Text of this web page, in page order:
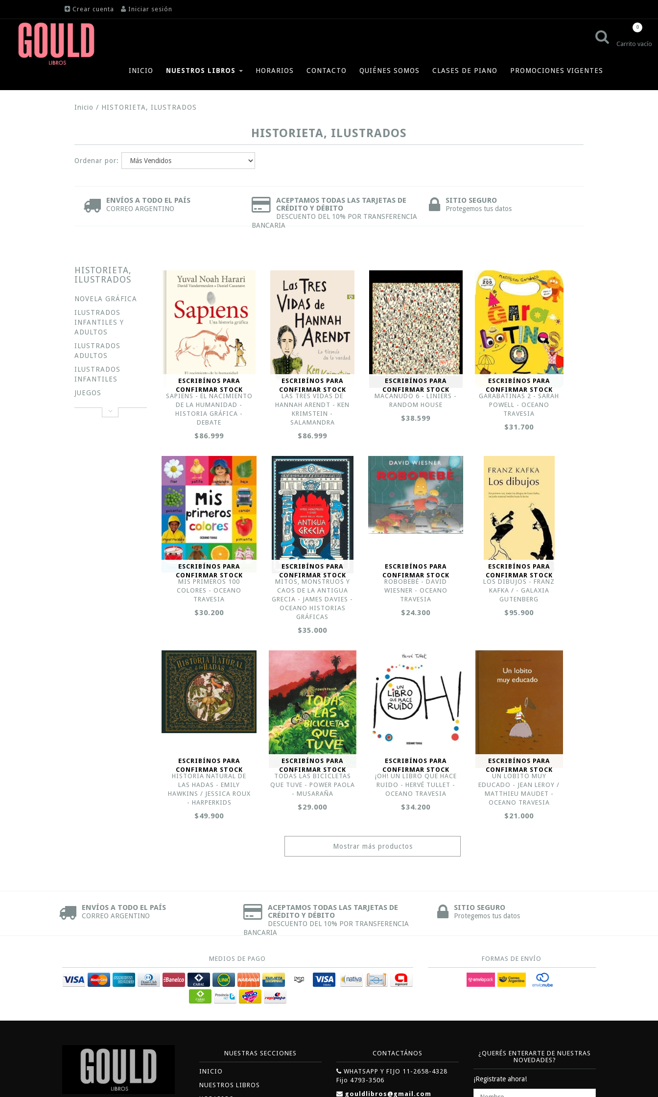
Crear cuenta Iniciar sesión
Carrito vacío
0
INICIO NUESTROS LIBROS HORARIOS CONTACTO QUIÉNES SOMOS CLASES DE PIANO PROMOCIONES VIGENTES
Inicio / HISTORIETA, ILUSTRADOS
HISTORIETA, ILUSTRADOS
Ordenar por:
ENVÍOS A TODO EL PAÍS
CORREO ARGENTINO
ACEPTAMOS TODAS LAS TARJETAS DE
CRÉDITO Y DÉBITO
DESCUENTO DEL 10% POR TRANSFERENCIA
BANCARIA
SITIO SEGURO
Protegemos tus datos
HISTORIETA,
ILUSTRADOS
NOVELA GRÁFICA
ILUSTRADOS
INFANTILES Y
ADULTOS
ILUSTRADOS
ADULTOS
ILUSTRADOS
INFANTILES
JUEGOS
ESCRIBÍNOS PARA
CONFIRMAR STOCK
SAPIENS - EL NACIMIENTO
DE LA HUMANIDAD -
HISTORIA GRÁFICA -
DEBATE
$86.999
ESCRIBÍNOS PARA
CONFIRMAR STOCK
LAS TRES VIDAS DE
HANNAH ARENDT - KEN
KRIMSTEIN -
SALAMANDRA
$86.999
ESCRIBÍNOS PARA
CONFIRMAR STOCK
MACANUDO 6 - LINIERS -
RANDOM HOUSE
$38.599
ESCRIBÍNOS PARA
CONFIRMAR STOCK
GARABATINAS 2 - SARAH
POWELL - OCEANO
TRAVESIA
$31.700
ESCRIBÍNOS PARA
CONFIRMAR STOCK
MIS PRIMEROS 100
COLORES - OCEANO
TRAVESIA
$30.200
ESCRIBÍNOS PARA
CONFIRMAR STOCK
MITOS, MONSTRUOS Y
CAOS DE LA ANTIGUA
GRECIA - JAMES DAVIES -
OCEANO HISTORIAS
GRÁFICAS
$35.000
ESCRIBÍNOS PARA
CONFIRMAR STOCK
ROBOBEBÉ - DAVID
WIESNER - OCEANO
TRAVESIA
$24.300
ESCRIBÍNOS PARA
CONFIRMAR STOCK
LOS DIBUJOS - FRANZ
KAFKA / - GALAXIA
GUTENBERG
$95.900
ESCRIBÍNOS PARA
CONFIRMAR STOCK
HISTORIA NATURAL DE
LAS HADAS - EMILY
HAWKINS / JESSICA ROUX
- HARPERKIDS
$49.900
ESCRIBÍNOS PARA
CONFIRMAR STOCK
TODAS LAS BICICLETAS
QUE TUVE - POWER PAOLA
- MUSARAÑA
$29.000
ESCRIBÍNOS PARA
CONFIRMAR STOCK
¡OH! UN LIBRO QUE HACE
RUIDO - HERVÉ TULLET -
OCEANO TRAVESIA
$34.200
ESCRIBÍNOS PARA
CONFIRMAR STOCK
UN LOBITO MUY
EDUCADO - JEAN LEROY /
MATTHIEU MAUDET -
OCEANO TRAVESIA
$21.000
Mostrar más productos
ENVÍOS A TODO EL PAÍS
CORREO ARGENTINO
ACEPTAMOS TODAS LAS TARJETAS DE
CRÉDITO Y DÉBITO
DESCUENTO DEL 10% POR TRANSFERENCIA
BANCARIA
SITIO SEGURO
Protegemos tus datos
MEDIOS DE PAGO FORMAS DE ENVÍO
NUESTRAS SECCIONES
INICIO
NUESTROS LIBROS
CONTACTÁNOS
WHATSAPP Y FIJO 11-2658-4328
Fijo 4793-3506
gouldlibros@gmail.com
¿QUERÉS ENTERARTE DE NUESTRAS
NOVEDADES?
¡Registrate ahora!